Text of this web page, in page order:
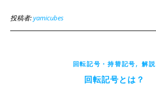
投稿者:yamicubes
回転記号・持替記号, 解説
回転記号とは？